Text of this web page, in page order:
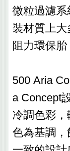
微粒過濾
裝材質上
阻力環保胎
500 Aria
a Concept
冷調色彩
色為基調